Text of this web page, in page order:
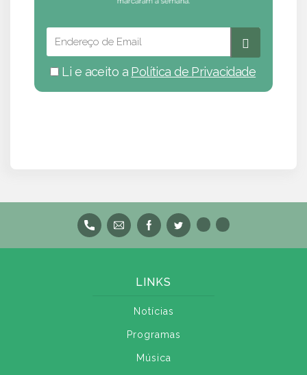
Li e aceito a Política de Privacidade
LINKS
Notícias
Programas
Música